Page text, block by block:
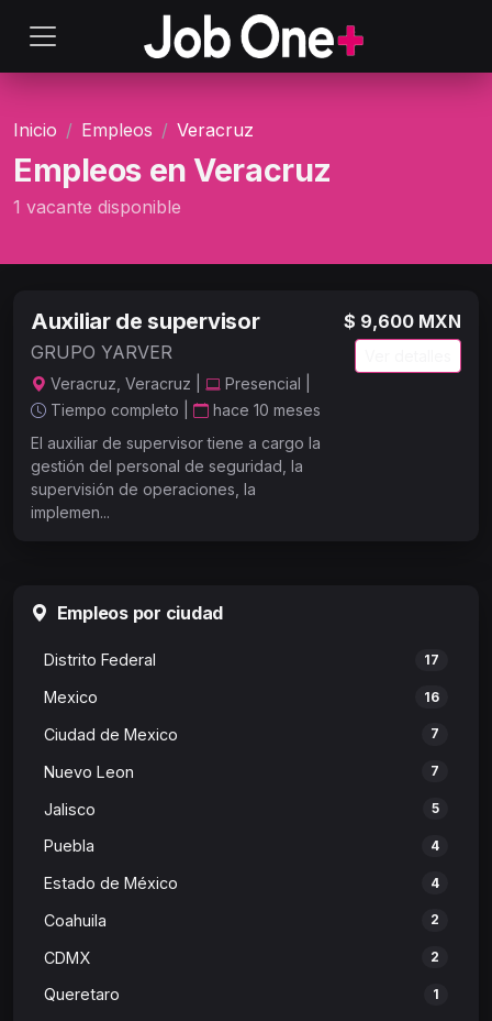
Inicio Empleos Veracruz
Empleos en Veracruz
1 vacante disponible
Auxiliar de supervisor
GRUPO YARVER
Veracruz, Veracruz |
Presencial |
Tiempo completo |
hace 10 meses
El auxiliar de supervisor tiene a cargo la
gestión del personal de seguridad, la
supervisión de operaciones, la
implemen...
$ 9,600 MXN
Empleos por ciudad
Distrito Federal 17
Mexico 16
Ciudad de Mexico 7
Nuevo Leon 7
Jalisco 5
Puebla 4
Estado de México 4
Coahuila 2
CDMX 2
Queretaro 1